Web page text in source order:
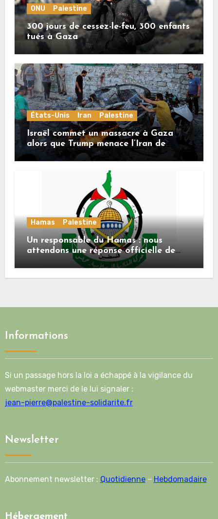
ONU Palestine
300 jours de cessez-le-feu, 300 enfants
tués à Gaza
États-Unis Iran Palestine
Israël commet un massacre à Gaza
alors que Trump menace l’Iran de
«décapitation»
Hamas Palestine
Un responsable du Hamas : nous
attendons une réponse officielle de
Mladenov concernant la feuille de
route de la deuxième phase de l’accord
Informations
Si un passage hors la loi a échappé à la vigilance du
webmaster merci de le lui signaler :
jean-pierre@palestine-solidarite.fr
Newsletter
Abonnement newsletter : Quotidienne– Hebdomadaire
Hébergement